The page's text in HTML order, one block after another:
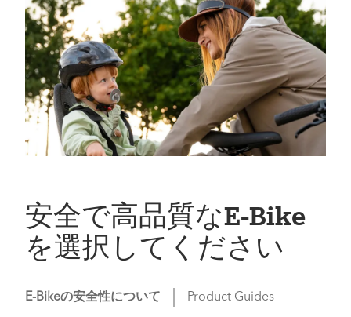
安全で高品質なE-Bike
を選択してください
E-Bikeの安全性について Product Guides